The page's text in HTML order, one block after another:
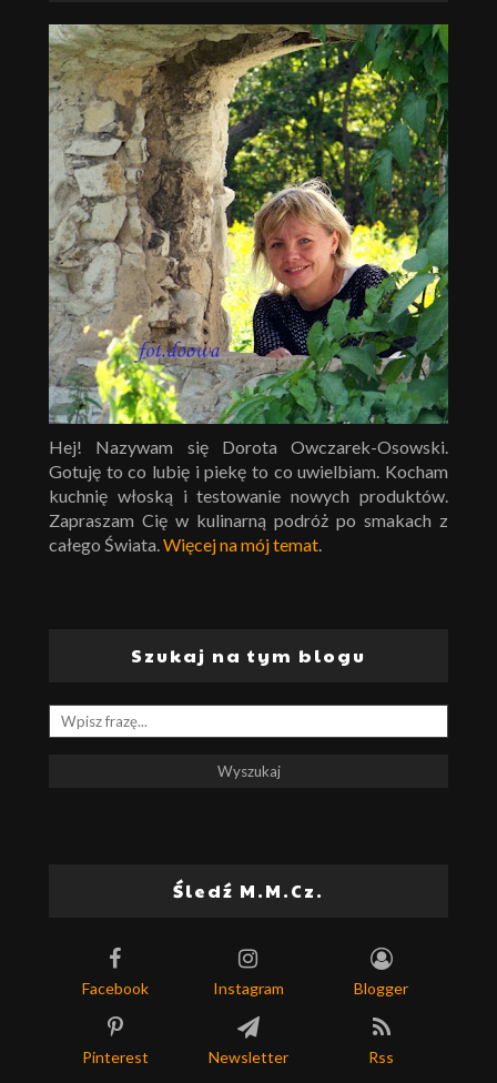
Hej! Nazywam się Dorota Owczarek-Osowski.
Gotuję to co lubię i piekę to co uwielbiam. Kocham
kuchnię włoską i testowanie nowych produktów.
Zapraszam Cię w kulinarną podróż po smakach z
całego Świata. Więcej na mój temat
Szukaj na tym blogu
Śledź M.M.Cz.
Facebook Instagram Blogger
Pinterest Newsletter Rss